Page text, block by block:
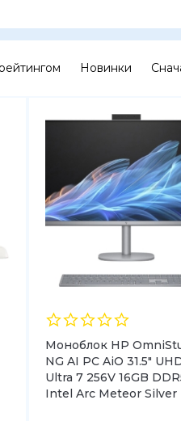
Новинки
Моноблок HP
NG AI PC AiO 31.5″
Ultra 7 256V 16GB
Intel Arc Meteor Silver